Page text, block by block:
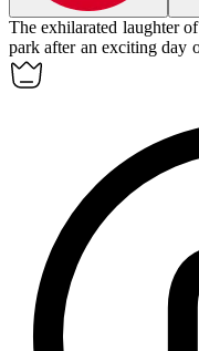
Theexhilarated laughter
park after an exciting day